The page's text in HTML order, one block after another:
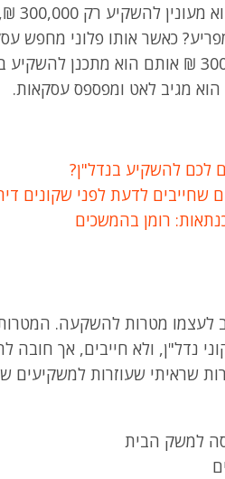
זה מפריע? כאשר אותו פלוני
ומתברר לו שעם 300,000 ₪ אותם הוא
מגיב לאט ומפספס עסקאות.
לכם להשקיע בנדל"ן?
שחייבים לדעת לפני שקונים
רומן בהמשכים
לעצמו מטרות להשקעה. המטרות
נדל"ן, ולא חייבים, אך
שראיתי שעוזרות למשקיעים
למשק הבית